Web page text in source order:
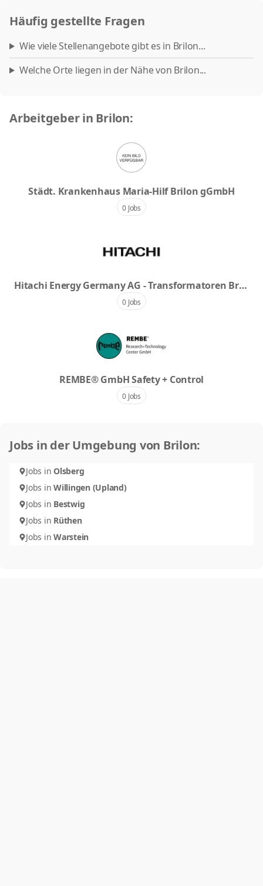
Häufig gestellte Fragen
Wie viele Stellenangebote gibt es in Brilon...
Welche Orte liegen in der Nähe von Brilon...
Arbeitgeber in Brilon:
Städt. Krankenhaus Maria-Hilf Brilon gGmbH
0 Jobs
Hitachi Energy Germany AG - Transformatoren Bril
on Ein Unternehmen der Hitachi-Gruppe
0 Jobs
REMBE® GmbH Safety + Control
0 Jobs
Jobs in der Umgebung von Brilon:
Jobs in Olsberg
Jobs in Willingen (Upland)
Jobs in Bestwig
Jobs in Rüthen
Jobs in Warstein